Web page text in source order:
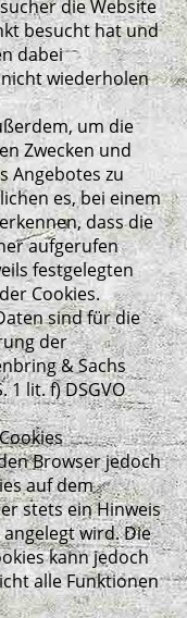
die Website
besucht hat und
dabei
wiederholen
um die
Zwecken und
Angebotes zu
es, bei einem
dass die
aufgerufen
festgelegten
Cookies.
sind für die
der
& Sachs
1 lit. f) DSGVO
Browser jedoch
auf dem
stets ein Hinweis
wird. Die
kann jedoch
alle Funktionen